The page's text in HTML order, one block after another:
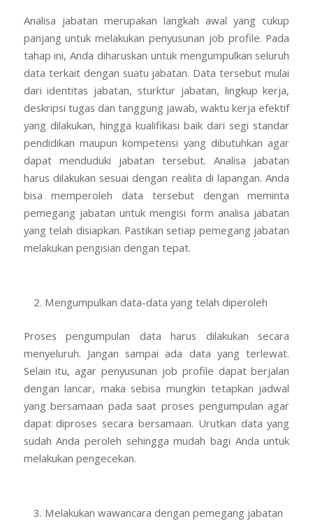
Analisa jabatan merupakan langkah awal yang cukup
panjang untuk melakukan penyusunan job profile. Pada
tahap ini, Anda diharuskan untuk mengumpulkan seluruh
data terkait dengan suatu jabatan. Data tersebut mulai
dari identitas jabatan, sturktur jabatan, lingkup kerja,
deskripsi tugas dan tanggung jawab, waktu kerja efektif
yang dilakukan, hingga kualifikasi baik dari segi standar
pendidikan maupun kompetensi yang dibutuhkan agar
dapat menduduki jabatan tersebut. Analisa jabatan
harus dilakukan sesuai dengan realita di lapangan. Anda
bisa memperoleh data tersebut dengan meminta
pemegang jabatan untuk mengisi form analisa jabatan
yang telah disiapkan. Pastikan setiap pemegang jabatan
melakukan pengisian dengan tepat.
Mengumpulkan data-data yang telah diperoleh
Proses pengumpulan data harus dilakukan secara
menyeluruh. Jangan sampai ada data yang terlewat.
Selain itu, agar penyusunan job profile dapat berjalan
dengan lancar, maka sebisa mungkin tetapkan jadwal
yang bersamaan pada saat proses pengumpulan agar
dapat diproses secara bersamaan. Urutkan data yang
sudah Anda peroleh sehingga mudah bagi Anda untuk
melakukan pengecekan.
Melakukan wawancara dengan pemegang jabatan